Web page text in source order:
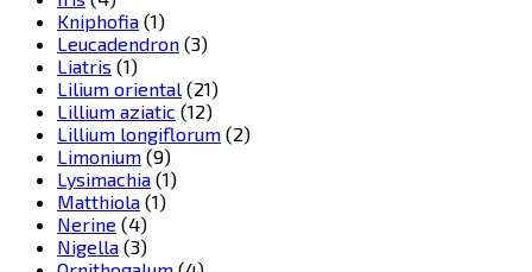
Kniphofia (1)
Leucadendron (3)
Liatris (1)
Lilium oriental (21)
Lillium aziatic (12)
Lillium longiflorum (2)
Limonium (9)
Lysimachia (1)
Matthiola (1)
Nerine (4)
Nigella (3)